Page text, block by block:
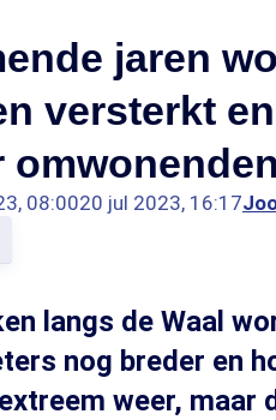
jaren
versterkt
08:0020 jul 2023, 16:17
langs de Waal
nog breder en
weer, maar